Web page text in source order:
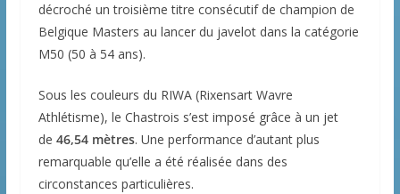
décroché un troisième titre consécutif de champion de
Belgique Masters au lancer du javelot dans la catégorie
M50 (50 à 54 ans).
Sous les couleurs du RIWA (Rixensart Wavre
Athlétisme), le Chastrois s’est imposé grâce à un jet
de 46,54 mètres. Une performance d’autant plus
remarquable qu’elle a été réalisée dans des
circonstances particulières.